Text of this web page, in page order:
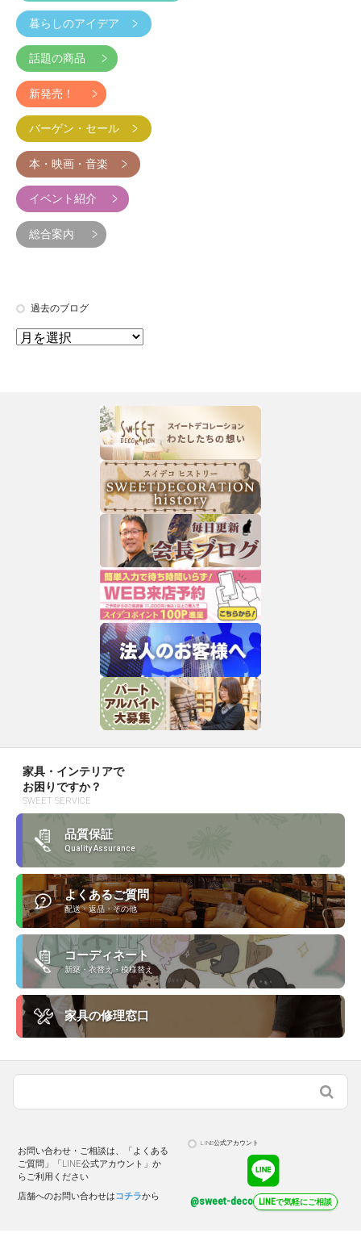
暮らしのアイデア
話題の商品
新発売！
バーゲン・セール
本・映画・音楽
イベント紹介
総合案内
過去のブログ
家具・インテリアで
お困りですか？
SWEET SERVICE
品質保証
Quality Assurance
よくあるご質問
配送・返品・その他
コーディネート
新築・衣替え・模様替え
家具の修理窓口
お問い合わせ・ご相談は、「よくある
ご質問」「LINE公式アカウント」か
らご利用ください
店舗へのお問い合わせはコチラから
LINE公式アカウント
@sweet-deco LINEで気軽にご相談